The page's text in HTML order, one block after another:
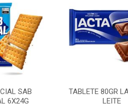
SAB
6X24G
TABLETE 80GR
LEITE